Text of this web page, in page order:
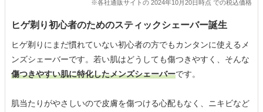
※各社通販サイトの 2024年10月20日時点 での税込価格
ヒゲ剃り初心者のためのスティックシェーバー誕生
ヒゲ剃りにまだ慣れていない初心者の方でもカンタンに使えるメ
ンズシェーバーです。若い肌はどうしても傷つきやすく、そんな
傷つきやすい肌に特化したメンズシェーバーです。
肌当たりがやさしいので皮膚を傷つける心配もなく、ニキビなど